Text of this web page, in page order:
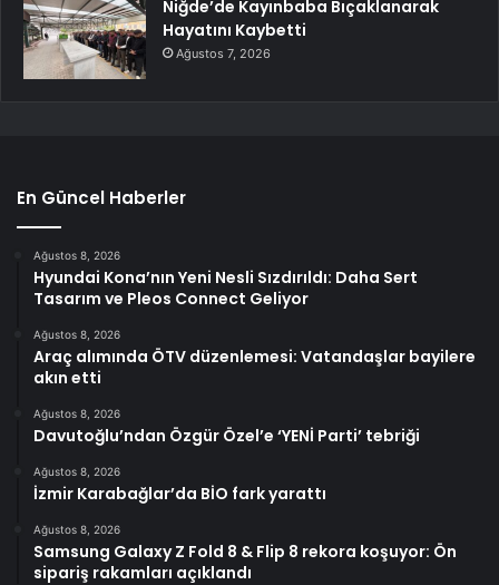
Niğde’de Kayınbaba Bıçaklanarak
Hayatını Kaybetti
Ağustos 7, 2026
En Güncel Haberler
Ağustos 8, 2026
Hyundai Kona’nın Yeni Nesli Sızdırıldı: Daha Sert
Tasarım ve Pleos Connect Geliyor
Ağustos 8, 2026
Araç alımında ÖTV düzenlemesi: Vatandaşlar bayilere
akın etti
Ağustos 8, 2026
Davutoğlu’ndan Özgür Özel’e ‘YENİ Parti’ tebriği
Ağustos 8, 2026
İzmir Karabağlar’da BİO fark yarattı
Ağustos 8, 2026
Samsung Galaxy Z Fold 8 & Flip 8 rekora koşuyor: Ön
sipariş rakamları açıklandı